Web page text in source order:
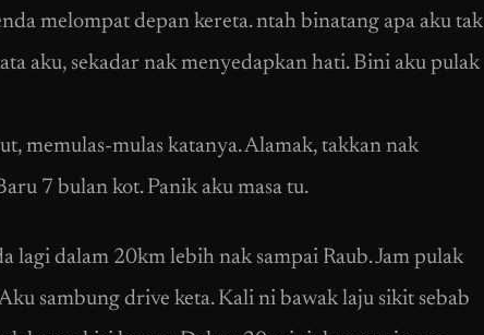
melompat depan kereta. ntah binatang apa aku tak
aku, sekadar nak menyedapkan hati. Bini aku pulak
memulas-mulas katanya. Alamak, takkan nak
7 bulan kot. Panik aku masa tu.
lagi dalam 20km lebih nak sampai Raub. Jam pulak
sambung drive keta. Kali ni bawak laju sikit sebab